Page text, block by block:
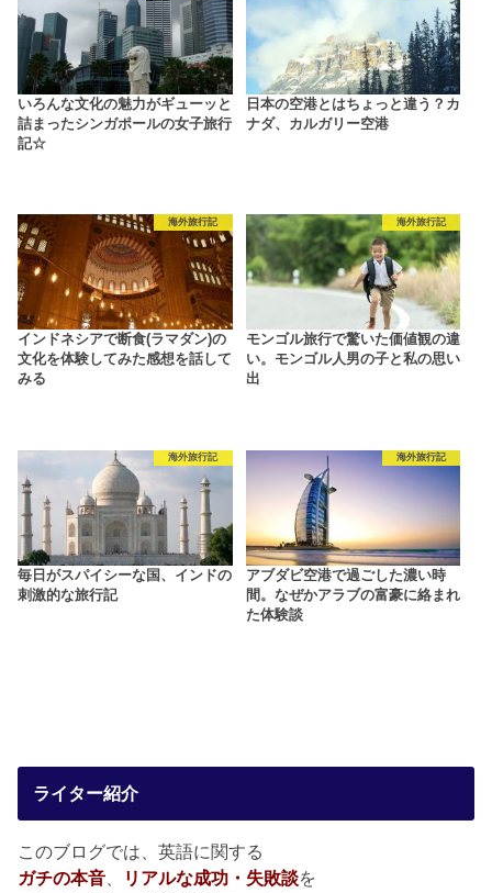
いろんな文化の魅力がギューッと
詰まったシンガポールの女子旅行
記☆
日本の空港とはちょっと違う？カ
ナダ、カルガリー空港
海外旅行記
インドネシアで断食(ラマダン)の
文化を体験してみた感想を話して
みる
海外旅行記
モンゴル旅行で驚いた価値観の違
い。モンゴル人男の子と私の思い
出
海外旅行記
毎日がスパイシーな国、インドの
刺激的な旅行記
海外旅行記
アブダビ空港で過ごした濃い時
間。なぜかアラブの富豪に絡まれ
た体験談
ライター紹介
このブログでは、英語に関する
ガチの本音
リアルな成功・失敗談を